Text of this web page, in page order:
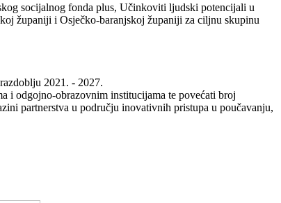
socijalnog fonda plus, Učinkoviti ljudski potencijali u
županiji i Osječko-baranjskoj županiji za ciljnu skupinu
2021. - 2027.
i odgojno-obrazovnim institucijama te povećati broj
partnerstva u području inovativnih pristupa u poučavanju,